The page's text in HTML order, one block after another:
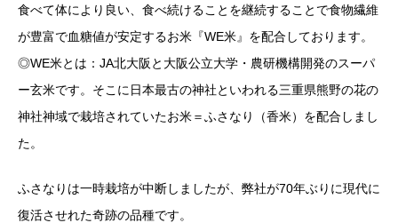
食べて体により良い、食べ続けることを継続することで食物繊維
が豊富で血糖値が安定するお米『WE米』を配合しております。
◎WE米とは：JA北大阪と大阪公立大学・農研機構開発のスーパ
ー玄米です。そこに日本最古の神社といわれる三重県熊野の花の
神社神域で栽培されていたお米＝ふさなり（香米）を配合しまし
た。
ふさなりは一時栽培が中断しましたが、弊社が70年ぶりに現代に
復活させれた奇跡の品種です。